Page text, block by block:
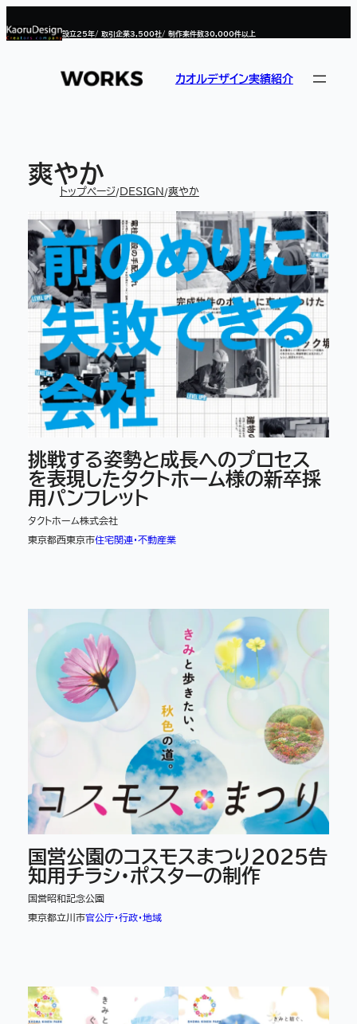
容
を
設立25年/ 取引企業3,500社/ 制作案件数30,000件以上
カオルデザイン実績紹介
爽やか
トップページ DESIGN 爽やか
挑戦する姿勢と成長へのプロセス
を表現したタクトホーム様の新卒採
用パンフレット
タクトホーム株式会社
東京都西東京市住宅関連・不動産業
国営公園のコスモスまつり2025告
知用チラシ・ポスターの制作
国営昭和記念公園
東京都立川市官公庁・行政・地域